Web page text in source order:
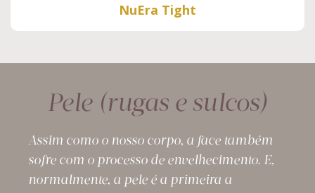
NuEra Tight
Pele (rugas e sulcos)
Assim como o nosso corpo, a face também
sofre com o processo de envelhecimento. E,
normalmente, a pele é a primeira a